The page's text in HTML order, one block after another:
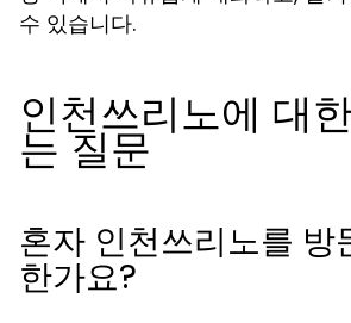
수 있습니다.
인천쓰리노에 대
는 질문
혼자 인천쓰리노를 방
한가요?